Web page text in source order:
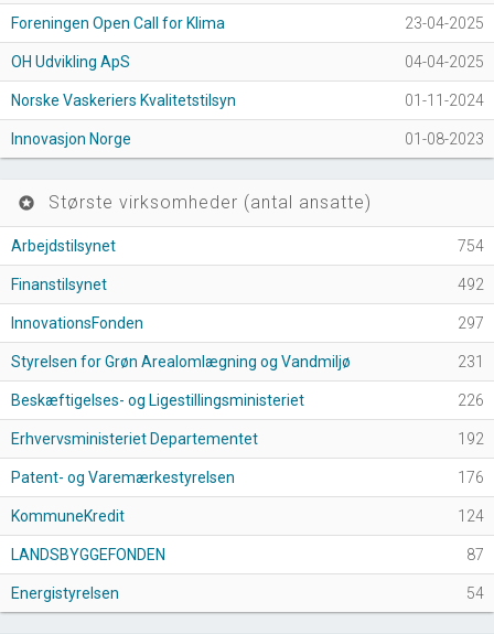
Foreningen Open Call for Klima 23-04-2025
OH Udvikling ApS 04-04-2025
Norske Vaskeriers Kvalitetstilsyn 01-11-2024
Innovasjon Norge 01-08-2023
stars Største virksomheder (antal ansatte)
Arbejdstilsynet 754
Finanstilsynet 492
InnovationsFonden 297
Styrelsen for Grøn Arealomlægning og Vandmiljø 231
Beskæftigelses- og Ligestillingsministeriet 226
Erhvervsministeriet Departementet 192
Patent- og Varemærkestyrelsen 176
KommuneKredit 124
LANDSBYGGEFONDEN 87
Energistyrelsen 54